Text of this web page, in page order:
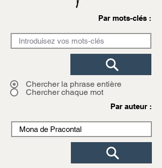
Par mots-clés :
Chercher la phrase entière
Chercher chaque mot
Par auteur :